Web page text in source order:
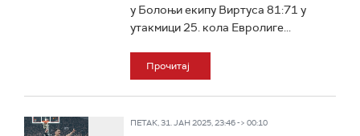
у Болоњи екипу Виртуса 81:71 у
утакмици 25. кола Евролиге...
Прочитај
ПЕТАК, 31. ЈАН 2025, 23:46 -> 00:10